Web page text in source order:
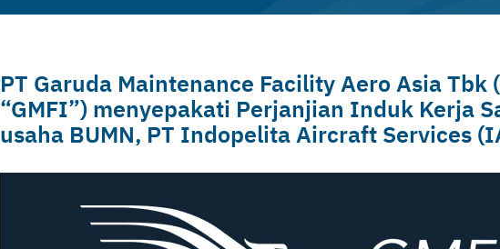
PT Garuda Maintenance Facility Aero Asia Tbk
“GMFI”) menyepakati Perjanjian Induk Kerja
usaha BUMN, PT Indopelita Aircraft Services